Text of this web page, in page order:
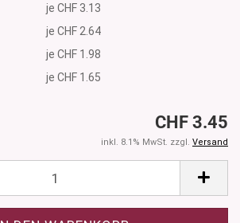
je CHF 3.13
je CHF 2.64
je CHF 1.98
je CHF 1.65
CHF 3.45
inkl. 8.1% MwSt. zzgl. Versand